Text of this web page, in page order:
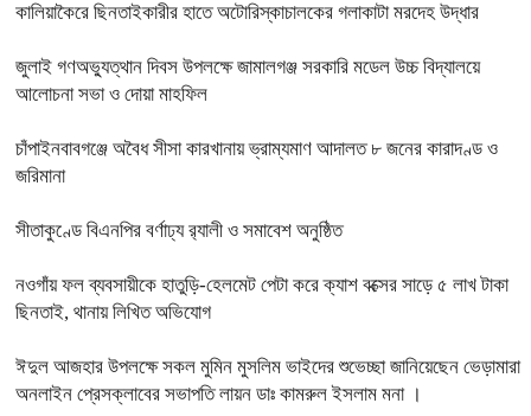
কালিয়াকৈরে ছিনতাইকারীর হাতে অটোরিস্কাচালকের গলাকাটা মরদেহ উদ্ধার
জুলাই গণঅভ্যুত্থান দিবস উপলক্ষে জামালগঞ্জ সরকারি মডেল উচ্চ বিদ্যালয়ে
আলোচনা সভা ও দোয়া মাহফিল
চাঁপাইনবাবগঞ্জে অবৈধ সীসা কারখানায় ভ্রাম্যমাণ আদালত ৮ জনের কারাদণ্ড ও
জরিমানা
সীতাকুণ্ডে বিএনপির বর্ণাঢ্য র‍্যালী ও সমাবেশ অনুষ্ঠিত
নওগাঁয় ফল ব্যবসায়ীকে হাতুড়ি-হেলমেট পেটা করে ক্যাশ বক্সের সাড়ে ৫ লাখ টাকা
ছিনতাই, থানায় লিখিত অভিযোগ
ঈদুল আজহার উপলক্ষে সকল মুমিন মুসলিম ভাইদের শুভেচ্ছা জানিয়েছেন ভেড়ামারা
অনলাইন প্রেসক্লাবের সভাপতি লায়ন ডাঃ কামরুল ইসলাম মনা ।